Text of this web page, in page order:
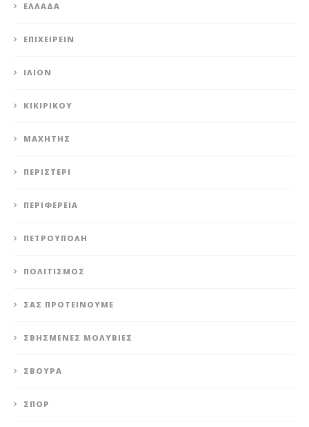
ΕΛΛΆΔΑ
ΕΠΙΧΕΙΡΕΊΝ
ΊΛΙΟΝ
ΚΙΚΙΡΙΚΟΥ
ΜΑΧΗΤΗΣ
ΠΕΡΙΣΤΈΡΙ
ΠΕΡΙΦΈΡΕΙΑ
ΠΕΤΡΟΎΠΟΛΗ
ΠΟΛΙΤΙΣΜΌΣ
ΣΑΣ ΠΡΟΤΕΊΝΟΥΜΕ
ΣΒΗΣΜΈΝΕΣ ΜΟΛΥΒΙΈΣ
ΣΒΟΎΡΑ
ΣΠΟΡ